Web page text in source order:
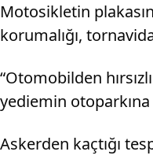
Motosikletin
korumalığı,
“Otomobilden
yediemin
Askerden kaçtığı